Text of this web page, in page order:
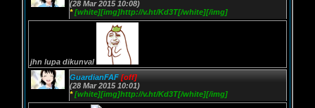
(28 Mar 2015 10:08)
* [white][img]http://v.ht/Kd3T[/white][/img]
jhn lupa dikunval
GuardianFAF [off]
(28 Mar 2015 10:01)
* [white][img]http://v.ht/Kd3T[/white][/img]